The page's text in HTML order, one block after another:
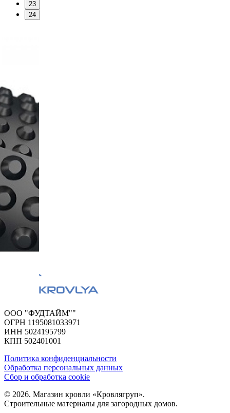
23
24
ООО "ФУДТАЙМ""
ОГРН 1195081033971
ИНН 5024195799
КПП 502401001
Политика конфиденциальности
Обработка персональных данных
Сбор и обработка cookie
© 2026. Магазин кровли «Кровлягруп».
Строительные материалы для загородных домов.